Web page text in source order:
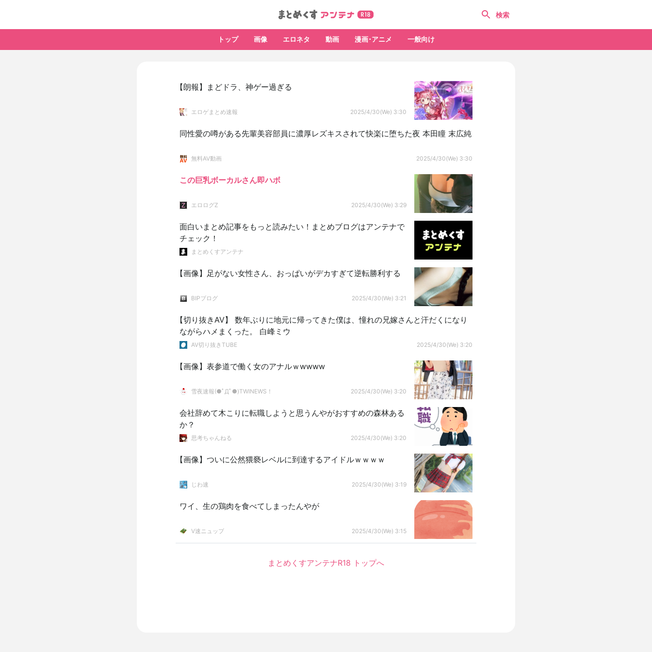
トップ 画像 エロネタ 動画 漫画･アニメ 一般向け
【朗報】まどドラ、神ゲー過ぎる
エロゲまとめ速報 2025/4/30(We) 3:30
同性愛の噂がある先輩美容部員に濃厚レズキスされて快楽に堕ちた夜 本田瞳 末広純
無料AV動画 2025/4/30(We) 3:30
この巨乳ボーカルさん即ハボ
エロログZ 2025/4/30(We) 3:29
面白いまとめ記事をもっと読みたい！まとめブログはアンテナで
チェック！
まとめくすアンテナ
【画像】足がない女性さん、おっぱいがデカすぎて逆転勝利する
BIPブログ 2025/4/30(We) 3:21
【切り抜きAV】 数年ぶりに地元に帰ってきた僕は、憧れの兄嫁さんと汗だくになり
ながらハメまくった。 白峰ミウ
AV切り抜きTUBE 2025/4/30(We) 3:20
【画像】表参道で働く女のアナルｗwwww
雪夜速報(●ﾟДﾟ●)TWINEWS！ 2025/4/30(We) 3:20
会社辞めて木こりに転職しようと思うんやがおすすめの森林ある
か？
思考ちゃんねる 2025/4/30(We) 3:20
【画像】ついに公然猥褻レベルに到達するアイドルｗｗｗｗ
じわ速 2025/4/30(We) 3:19
ワイ、生の鶏肉を食べてしまったんやが
V速ニュップ 2025/4/30(We) 3:15
まとめくすアンテナR18 トップへ